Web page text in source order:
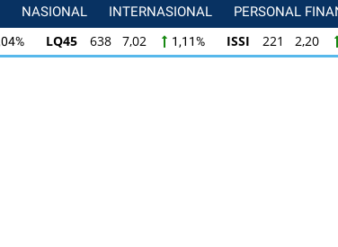
NASIONAL INTERNASIONAL PERSONAL
638 7,02 1,11% ISSI 221 2,20 1,01%
2,20 1,01% IDX30 358 3,78 1,07%